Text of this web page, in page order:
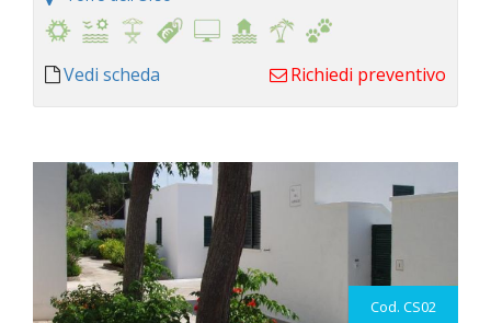
Vedi scheda Richiedi preventivo
Cod. CS02